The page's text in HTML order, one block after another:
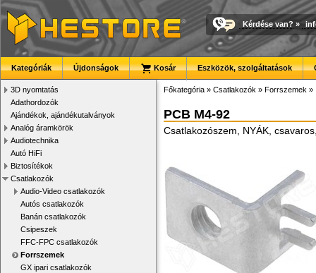
Kérdése van? »
Kategóriák Újdonságok Kosár Eszközök, szolgáltatások
3D nyomtatás
Adathordozók
Ajándékok, ajándékutalványok
Analóg áramkörök
Audiotechnika
Autó HiFi
Biztosítékok
Csatlakozók
Audio-Video csatlakozók
Autós csatlakozók
Banán csatlakozók
Csipeszek
FFC-FPC csatlakozók
Forrszemek
GX ipari csatlakozók
Főkategória » Csatlakozók » Forrszemek »
PCB M4-92
Csatlakozószem, NYÁK,